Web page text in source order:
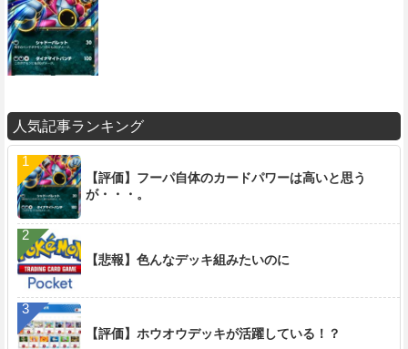
人気記事ランキング
【評価】フーパ自体のカードパワーは高いと思う
が・・・。
【悲報】色んなデッキ組みたいのに
【評価】ホウオウデッキが活躍している！？